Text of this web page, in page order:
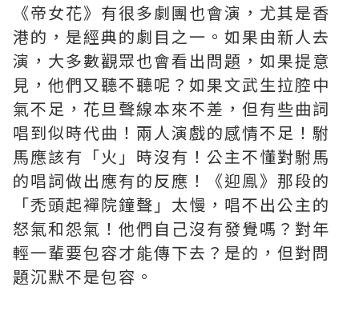
《帝女花》有很多劇團也會演，尤其是香
港的，是經典的劇目之一。如果由新人去
演，大多數觀眾也會看出問題，如果提意
見，他們又聽不聽呢？如果文武生拉腔中
氣不足，花旦聲線本來不差，但有些曲詞
唱到似時代曲！兩人演戲的感情不足！駙
馬應該有「火」時沒有！公主不懂對駙馬
的唱詞做出應有的反應！《迎鳯》那段的
「禿頭起襌院鐘聲」太慢，唱不出公主的
怒氣和怨氣！他們自己沒有發覺嗎？對年
輕一輩要包容才能傳下去？是的，但對問
題沉默不是包容。